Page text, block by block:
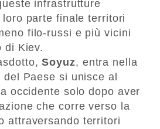
infrastrutture
parte finale territori
filo-russi e più vicini
di Kiev.
Soyuz, entra nella
Paese si unisce al
occidente solo dopo aver
che corre verso la
attraversando territori